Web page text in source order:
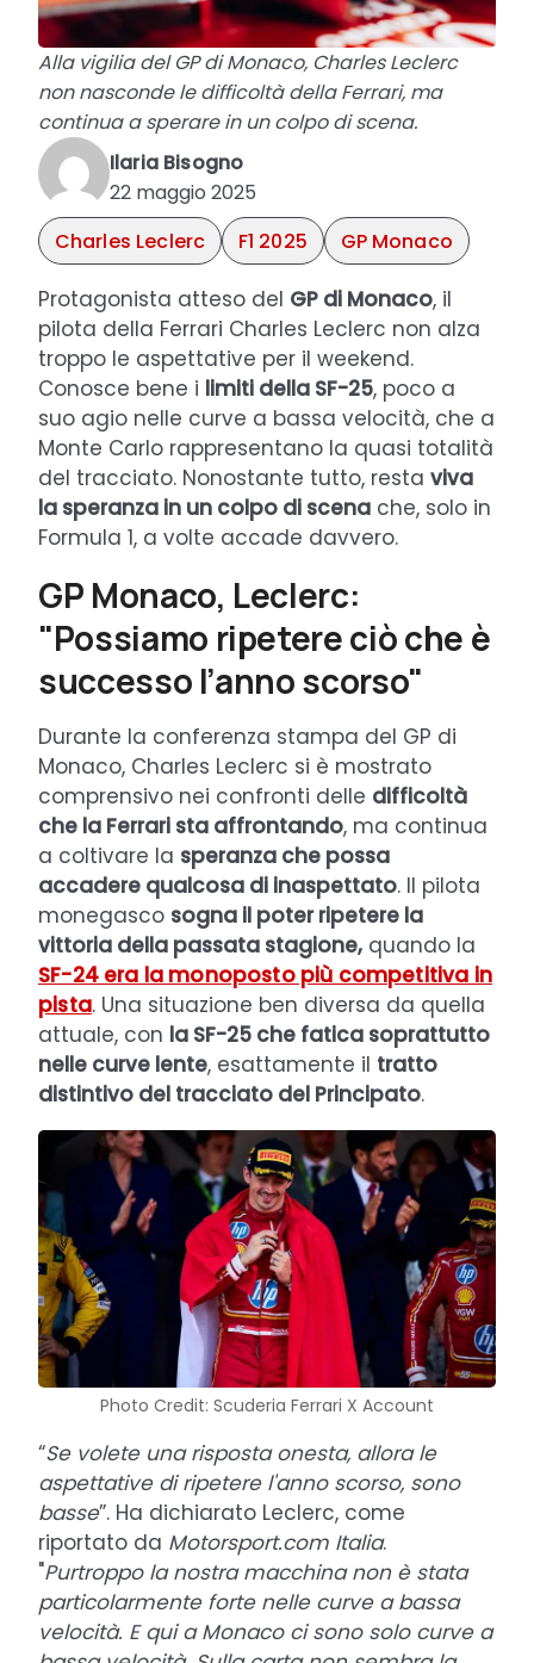
Alla vigilia del GP di Monaco, Charles Leclerc
non nasconde le difficoltà della Ferrari, ma
continua a sperare in un colpo di scena.
Ilaria Bisogno
22 maggio 2025
Charles Leclerc
F1 2025 GP Monaco
Protagonista atteso del GP di Monaco, il
pilota della Ferrari Charles Leclerc non alza
troppo le aspettative per il weekend.
Conosce bene i limiti della SF-25, poco a
suo agio nelle curve a bassa velocità, che a
Monte Carlo rappresentano la quasi totalità
del tracciato. Nonostante tutto, resta viva
la speranza in un colpo di scena che, solo in
Formula 1, a volte accade davvero.
GP Monaco, Leclerc:
"Possiamo ripetere ciò che è
successo l’anno scorso"
Durante la conferenza stampa del GP di
Monaco, Charles Leclerc si è mostrato
comprensivo nei confronti delle difficoltà
che la Ferrari sta affrontando, ma continua
a coltivare la speranza che possa
accadere qualcosa di inaspettato. Il pilota
monegasco sogna il poter ripetere la
vittoria della passata stagione, quando la
SF-24 era la monoposto più competitiva in
pista. Una situazione ben diversa da quella
attuale, con la SF-25 che fatica soprattutto
nelle curve lente, esattamente il tratto
distintivo del tracciato del Principato.
Photo Credit: Scuderia Ferrari X Account
“Se volete una risposta onesta, allora le
aspettative di ripetere l'anno scorso, sono
basse”. Ha dichiarato Leclerc, come
riportato da Motorsport.com Italia.
"Purtroppo la nostra macchina non è stata
particolarmente forte nelle curve a bassa
velocità. E qui a Monaco ci sono solo curve a